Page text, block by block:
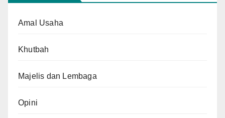
Amal Usaha
Khutbah
Majelis dan Lembaga
Opini